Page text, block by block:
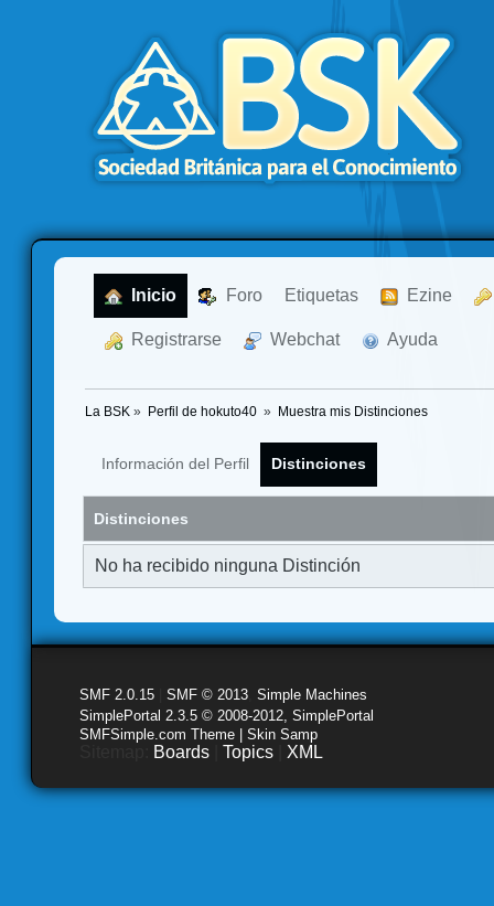
Inicio Foro Etiquetas Ezine
Registrarse Webchat Ayuda
La BSK » Perfil de hokuto40 » Muestra mis Distinciones
Información del Perfil Distinciones
Distinciones
No ha recibido ninguna Distinción
SMF 2.0.15 SMF © 2013 Simple Machines
SimplePortal 2.3.5 © 2008-2012, SimplePortal
SMFSimple.com Theme | Skin Samp
Boards Topics XML